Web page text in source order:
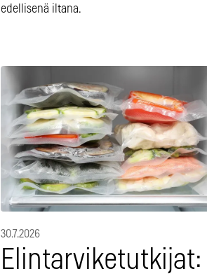
edellisenä iltana.
30.7.2026
Elintarviketutkijat: